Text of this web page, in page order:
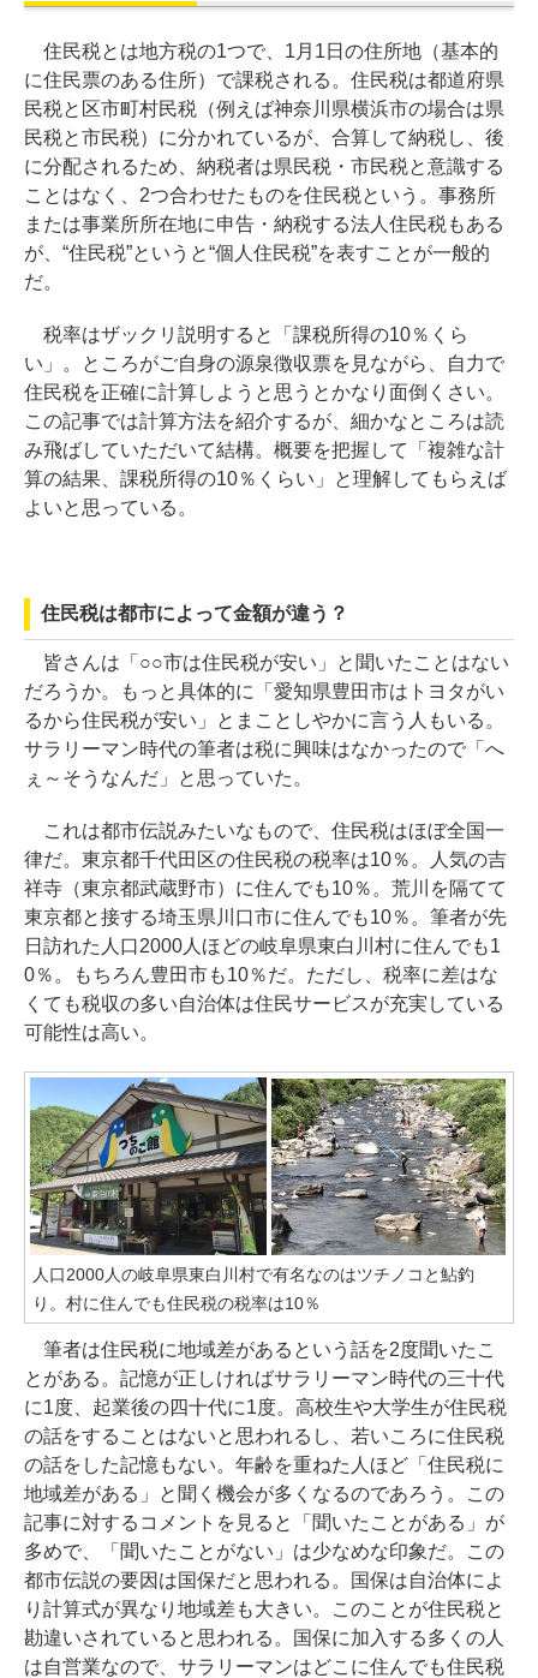
住民税とは地方税の1つで、1月1日の住所地（基本的
に住民票のある住所）で課税される。住民税は都道府県
民税と区市町村民税（例えば神奈川県横浜市の場合は県
民税と市民税）に分かれているが、合算して納税し、後
に分配されるため、納税者は県民税・市民税と意識する
ことはなく、2つ合わせたものを住民税という。事務所
または事業所所在地に申告・納税する法人住民税もある
が、“住民税”というと“個人住民税”を表すことが一般的
だ。
税率はザックリ説明すると「課税所得の10％くら
い」。ところがご自身の源泉徴収票を見ながら、自力で
住民税を正確に計算しようと思うとかなり面倒くさい。
この記事では計算方法を紹介するが、細かなところは読
み飛ばしていただいて結構。概要を把握して「複雑な計
算の結果、課税所得の10％くらい」と理解してもらえば
よいと思っている。
住民税は都市によって金額が違う？
皆さんは「○○市は住民税が安い」と聞いたことはない
だろうか。もっと具体的に「愛知県豊田市はトヨタがい
るから住民税が安い」とまことしやかに言う人もいる。
サラリーマン時代の筆者は税に興味はなかったので「へ
ぇ～そうなんだ」と思っていた。
これは都市伝説みたいなもので、住民税はほぼ全国一
律だ。東京都千代田区の住民税の税率は10％。人気の吉
祥寺（東京都武蔵野市）に住んでも10％。荒川を隔てて
東京都と接する埼玉県川口市に住んでも10％。筆者が先
日訪れた人口2000人ほどの岐阜県東白川村に住んでも1
0％。もちろん豊田市も10％だ。ただし、税率に差はな
くても税収の多い自治体は住民サービスが充実している
可能性は高い。
人口2000人の岐阜県東白川村で有名なのはツチノコと鮎釣
り。村に住んでも住民税の税率は10％
筆者は住民税に地域差があるという話を2度聞いたこ
とがある。記憶が正しければサラリーマン時代の三十代
に1度、起業後の四十代に1度。高校生や大学生が住民税
の話をすることはないと思われるし、若いころに住民税
の話をした記憶もない。年齢を重ねた人ほど「住民税に
地域差がある」と聞く機会が多くなるのであろう。この
記事に対するコメントを見ると「聞いたことがある」が
多めで、「聞いたことがない」は少なめな印象だ。この
都市伝説の要因は国保だと思われる。国保は自治体によ
り計算式が異なり地域差も大きい。このことが住民税と
勘違いされていると思われる。国保に加入する多くの人
は自営業なので、サラリーマンはどこに住んでも住民税